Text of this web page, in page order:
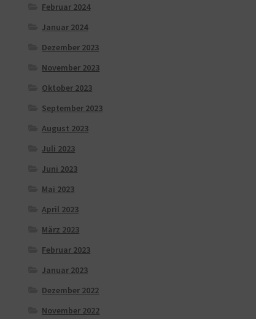
Februar 2024
Januar 2024
Dezember 2023
November 2023
Oktober 2023
September 2023
August 2023
Juli 2023
Juni 2023
Mai 2023
April 2023
März 2023
Februar 2023
Januar 2023
Dezember 2022
November 2022